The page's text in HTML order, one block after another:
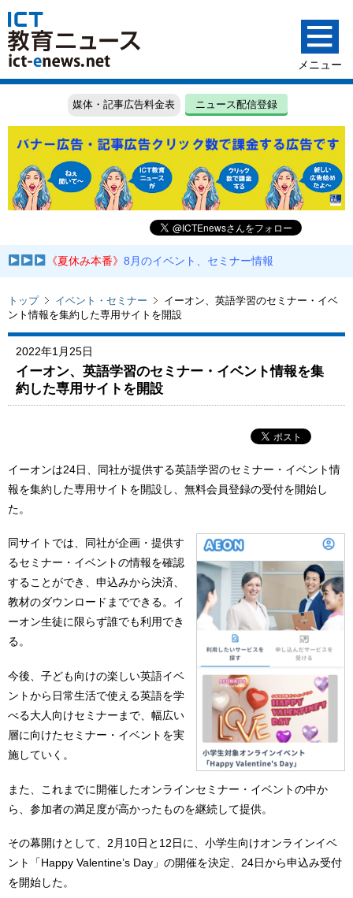
媒体・記事広告料金表 ニュース配信登録
《夏休み本番》8月のイベント、セミナー情報
トップ イベント・セミナー
イーオン、英語学習のセミナー・イベ
ント情報を集約した専用サイトを開設
2022年1月25日
イーオン、英語学習のセミナー・イベント情報を集
約した専用サイトを開設
イーオンは24日、同社が提供する英語学習のセミナー・イベント情
報を集約した専用サイトを開設し、無料会員登録の受付を開始し
た。
同サイトでは、同社が企画・提供す
るセミナー・イベントの情報を確認
することができ、申込みから決済、
教材のダウンロードまでできる。イ
ーオン生徒に限らず誰でも利用でき
る。
今後、子ども向けの楽しい英語イベ
ントから日常生活で使える英語を学
べる大人向けセミナーまで、幅広い
層に向けたセミナー・イベントを実
施していく。
また、これまでに開催したオンラインセミナー・イベントの中か
ら、参加者の満足度が高かったものを継続して提供。
その幕開けとして、2月10日と12日に、小学生向けオンラインイベ
ント「Happy Valentine’s Day」の開催を決定、24日から申込み受付
を開始した。